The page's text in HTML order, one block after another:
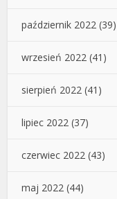
październik 2022 (39)
wrzesień 2022 (41)
sierpień 2022 (41)
lipiec 2022 (37)
czerwiec 2022 (43)
maj 2022 (44)